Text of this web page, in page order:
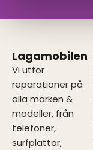
Lagamobilen
Vi utför
reparationer på
alla märken &
modeller, från
telefoner,
surfplattor,